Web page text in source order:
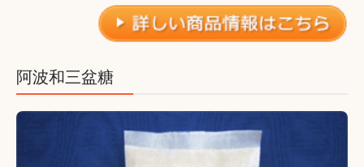
個人情報保護方針
御注文・御問い合わせ
阿波和三盆糖